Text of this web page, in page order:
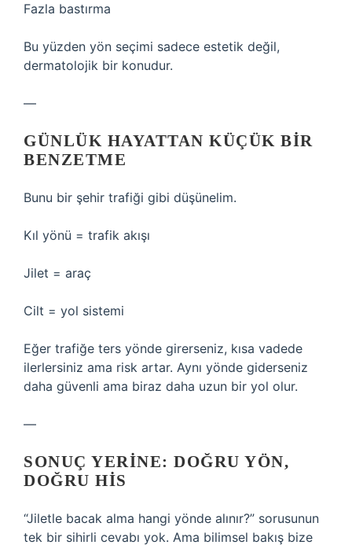
Fazla bastırma
Bu yüzden yön seçimi sadece estetik değil,
dermatolojik bir konudur.
—
GÜNLÜK HAYATTAN KÜÇÜK BIR
BENZETME
Bunu bir şehir trafiği gibi düşünelim.
Kıl yönü = trafik akışı
Jilet = araç
Cilt = yol sistemi
Eğer trafiğe ters yönde girerseniz, kısa vadede
ilerlersiniz ama risk artar. Aynı yönde giderseniz
daha güvenli ama biraz daha uzun bir yol olur.
—
SONUÇ YERINE: DOĞRU YÖN,
DOĞRU HIS
“Jiletle bacak alma hangi yönde alınır?” sorusunun
tek bir sihirli cevabı yok. Ama bilimsel bakış bize